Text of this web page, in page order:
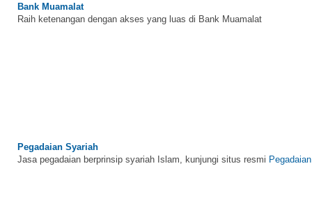
Bank Muamalat
Raih ketenangan dengan akses yang luas di Bank Muamalat
Pegadaian Syariah
Jasa pegadaian berprinsip syariah Islam, kunjungi situs resmi